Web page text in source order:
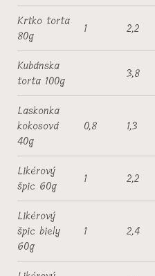
Krtko torta
80g
1 2,2
Kubánska
torta 100g
3,8
Laskonka
kokosová
40g
0,8 1,3
Likérový
špic 60g
1 2,2
Likérový
špic biely
60g
1 2,4